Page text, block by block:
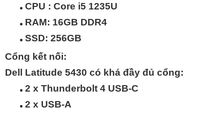
CPU : Core i5 1235U
RAM: 16GB DDR4
SSD: 256GB
Cổng kết nối:
Dell Latitude 5430 có khá đầy đủ cổng:
2 x Thunderbolt 4 USB-C
2 x USB-A